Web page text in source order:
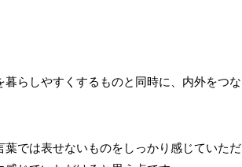
らしやすくするものと同時に、内外をつな
では表せないものをしっかり感じていただ